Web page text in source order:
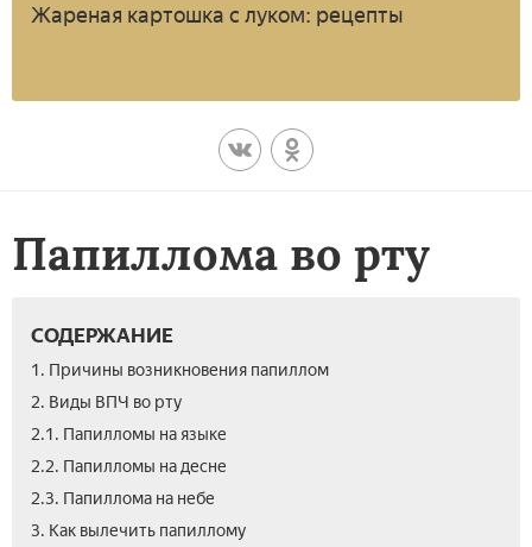
Жареная картошка с луком: рецепты
Папиллома во рту
СОДЕРЖАНИЕ
1. Причины возникновения папиллом
2. Виды ВПЧ во рту
2.1. Папилломы на языке
2.2. Папилломы на десне
2.3. Папиллома на небе
3. Как вылечить папиллому